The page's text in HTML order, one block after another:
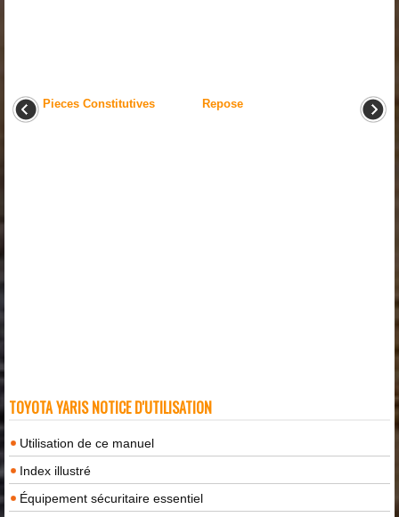
Pieces Constitutives Repose
TOYOTA YARIS NOTICE D'UTILISATION
Utilisation de ce manuel
Index illustré
Équipement sécuritaire essentiel